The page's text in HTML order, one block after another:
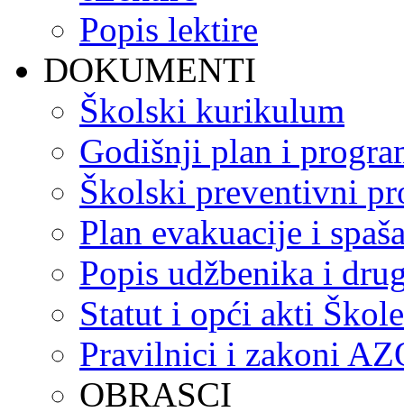
Popis lektire
DOKUMENTI
Školski kurikulum
Godišnji plan i
Školski preventivni
Plan evakuacije i
Popis udžbenika i
Statut i opći akti Škole
Pravilnici i zakoni
OBRASCI